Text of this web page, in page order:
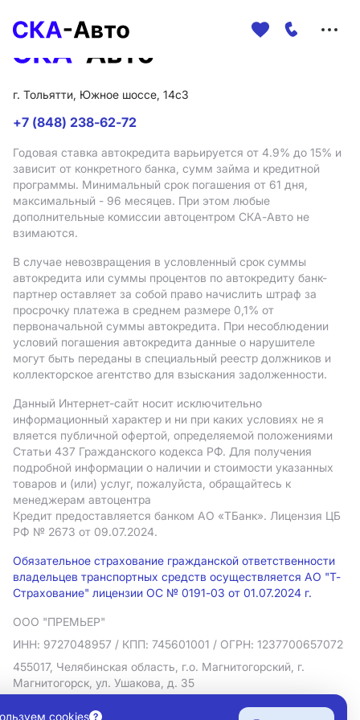
г. Тольятти, Южное шоссе, 14с3
+7 (848) 238-62-72
Годовая ставка автокредита варьируется от 4.9% до 15% и
зависит от конкретного банка, сумм займа и кредитной
программы. Минимальный срок погашения от 61 дня,
максимальный - 96 месяцев. При этом любые
дополнительные комиссии автоцентром СКА-Авто не
взимаются.
В случае невозвращения в условленный срок суммы
автокредита или суммы процентов по автокредиту банк-
партнер оставляет за собой право начислить штраф за
просрочку платежа в среднем размере 0,1% от
первоначальной суммы автокредита. При несоблюдении
условий погашения автокредита данные о нарушителе
могут быть переданы в специальный реестр должников и
коллекторское агентство для взыскания задолженности.
Данный Интернет-сайт носит исключительно
информационный характер и ни при каких условиях не я
вляется публичной офертой, определяемой положениями
Статьи 437 Гражданского кодекса РФ. Для получения
подробной информации о наличии и стоимости указанных
товаров и (или) услуг, пожалуйста, обращайтесь к
менеджерам автоцентра
Кредит предоставляется банком АO «ТБанк». Лицензия ЦБ
РФ № 2673 от 09.07.2024.
Обязательное страхование гражданской ответственности
владельцев транспортных средств осуществляется АО "Т-
Страхование" лицензии ОС № 0191-03 от 01.07.2024 г.
ООО "ПРЕМЬЕР"
ИНН: 9727048957 / КПП: 745601001 / ОГРН: 1237700657072
455017, Челябинская область, г.о. Магнитогорский, г.
Магнитогорск, ул. Ушакова, д. 35
Политика в отношении обработки персональных данных
cookies